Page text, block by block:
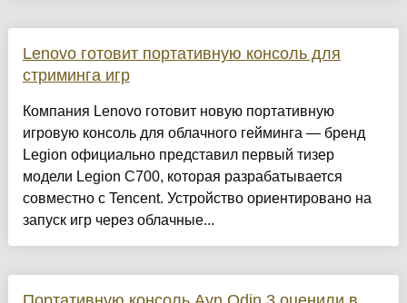
Lenovo готовит портативную консоль для
стриминга игр
Компания Lenovo готовит новую портативную
игровую консоль для облачного гейминга — бренд
Legion официально представил первый тизер
модели Legion C700, которая разрабатывается
совместно с Tencent. Устройство ориентировано на
запуск игр через облачные...